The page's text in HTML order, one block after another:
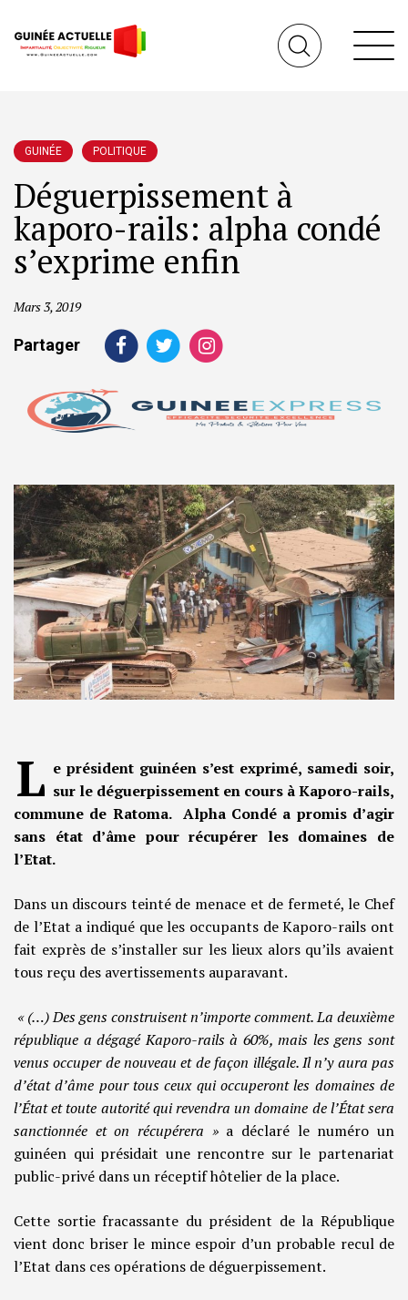
GUINÉE POLITIQUE
Déguerpissement à
kaporo-rails: alpha condé
s’exprime enfin
Mars 3, 2019
Partager
L e président guinéen s’est exprimé, samedi soir,
sur le déguerpissement en cours à Kaporo-rails,
commune de Ratoma. Alpha Condé a promis d’agir
sans état d’âme pour récupérer les domaines de
l’Etat.
Dans un discours teinté de menace et de fermeté, le Chef
de l’Etat a indiqué que les occupants de Kaporo-rails ont
fait exprès de s’installer sur les lieux alors qu’ils avaient
tous reçu des avertissements auparavant.
« (…) Des gens construisent n’importe comment. La deuxième
république a dégagé Kaporo-rails à 60%, mais les gens sont
venus occuper de nouveau et de façon illégale. Il n’y aura pas
d’état d’âme pour tous ceux qui occuperont les domaines de
l’État et toute autorité qui revendra un domaine de l’État sera
sanctionnée et on récupérera »a déclaré le numéro un
guinéen qui présidait une rencontre sur le partenariat
public-privé dans un réceptif hôtelier de la place.
Cette sortie fracassante du président de la République
vient donc briser le mince espoir d’un probable recul de
l’Etat dans ces opérations de déguerpissement.